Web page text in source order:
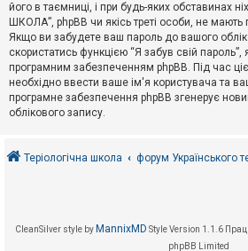
його в таємниці, і при будь-яких обставинах
ШКОЛА”, phpBB чи якісь треті особи, не
Якщо ви забудете ваш пароль до вашого
скористатись функцією “Я забув свій
програмним забезпеченням phpBB. Під час
необхідно ввести ваше ім'я користувача та
програмне забезпечення phpBB згенерує
облікового запису.
Теріологічна школа форум Українського
CleanSilver style by MannixMD Style Version 1.1.6
phpBB Limited